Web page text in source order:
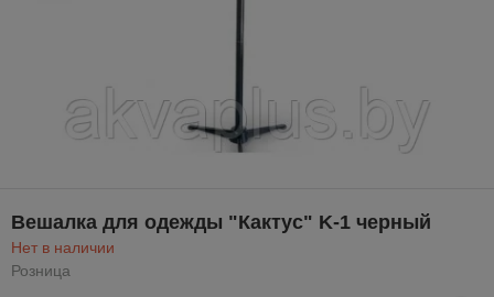
Вешалка для одежды "Кактус" K-1 черный
Нет в наличии
Розница